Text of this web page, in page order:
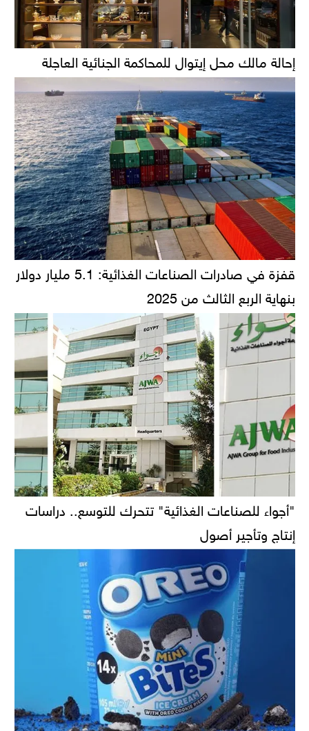
إحالة مالك محل إيتوال للمحاكمة الجنائية العاجلة
قفزة في صادرات الصناعات الغذائية: 5.1 مليار دولار
بنهاية الربع الثالث من 2025
"أجواء للصناعات الغذائية" تتحرك للتوسع.. دراسات
إنتاج وتأجير أصول